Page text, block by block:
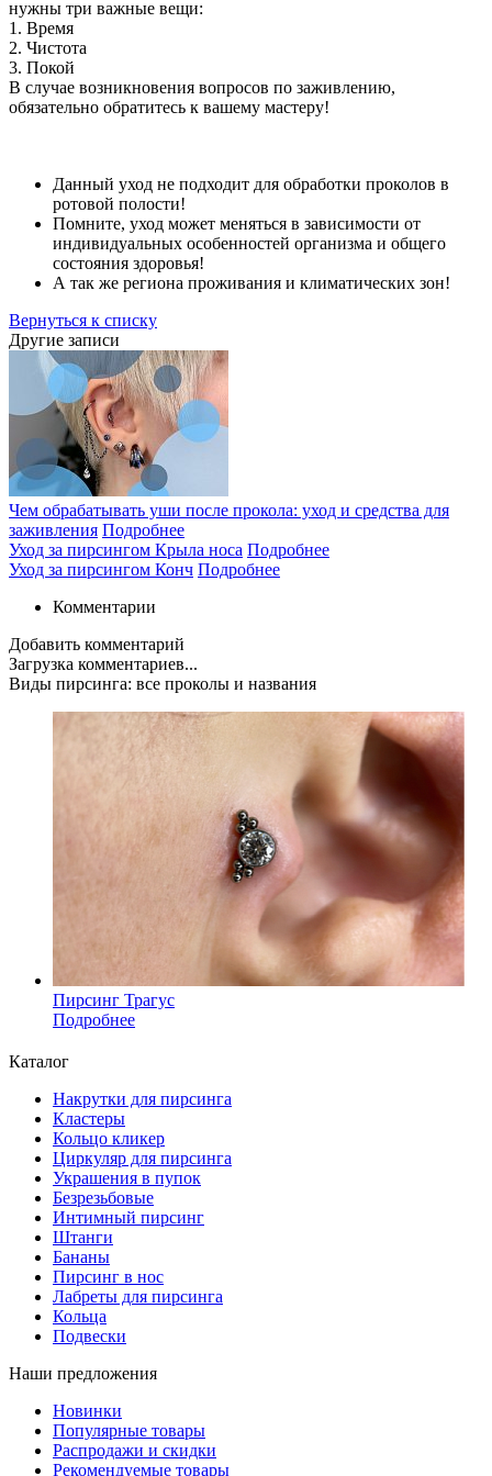
нужны три важные вещи:
1. Время
2. Чистота
3. Покой
В случае возникновения вопросов по заживлению,
обязательно обратитесь к вашему мастеру!
Данный уход не подходит для обработки проколов в
ротовой полости!
Помните, уход может меняться в зависимости от
индивидуальных особенностей организма и общего
состояния здоровья!
А так же региона проживания и климатических зон!
Вернуться к списку
Другие записи
Чем обрабатывать уши после прокола: уход и средства для
заживления Подробнее
Уход за пирсингом Крыла носа Подробнее
Уход за пирсингом Конч Подробнее
Комментарии
Добавить комментарий
Загрузка комментариев...
Виды пирсинга: все проколы и названия
Пирсинг Трагус
Подробнее
Каталог
Накрутки для пирсинга
Кластеры
Кольцо кликер
Циркуляр для пирсинга
Украшения в пупок
Безрезьбовые
Интимный пирсинг
Штанги
Бананы
Пирсинг в нос
Лабреты для пирсинга
Кольца
Подвески
Наши предложения
Новинки
Популярные товары
Распродажи и скидки
Рекомендуемые товары